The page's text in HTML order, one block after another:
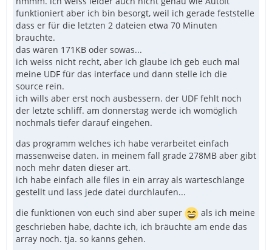
funktioniert aber ich bin besorgt, weil ich gerade feststelle
dass er für die letzten 2 dateien etwa 70 Minuten
brauchte.
das wären 171KB oder sowas...
ich weiss nicht recht, aber ich glaube ich geb euch mal
meine UDF für das interface und dann stelle ich die
source rein.
ich wills aber erst noch ausbessern. der UDF fehlt noch
der letzte schliff. am donnerstag werde ich womöglich
nochmals tiefer darauf eingehen.
das programm welches ich habe verarbeitet einfach
massenweise daten. in meinem fall grade 278MB aber gibt
noch mehr daten dieser art.
ich habe einfach alle files in ein array als warteschlange
gestellt und lass jede datei durchlaufen...
die funktionen von euch sind aber super
als ich meine
geschrieben habe, dachte ich, ich bräuchte am ende das
array noch. tja. so kanns gehen.